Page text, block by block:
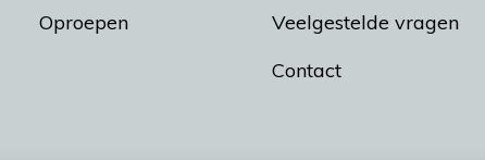
Oproepen
Veelgestelde vragen
Contact